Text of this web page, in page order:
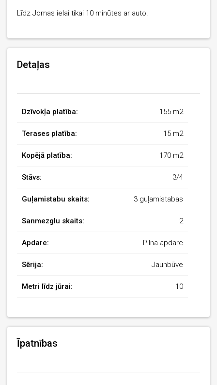
Līdz Jomas ielai tikai 10 minūtes ar auto!
Detaļas
Dzīvokļa platība: 155 m2
Terases platība: 15 m2
Kopējā platība: 170 m2
Stāvs: 3/4
Guļamistabu skaits: 3 guļamistabas
Sanmezglu skaits: 2
Apdare: Pilna apdare
Sērija: Jaunbūve
Metri līdz jūrai: 10
Īpatnības